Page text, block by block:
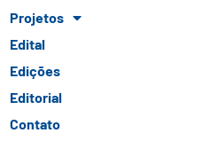
Projetos
Edital
Edições
Editorial
Contato